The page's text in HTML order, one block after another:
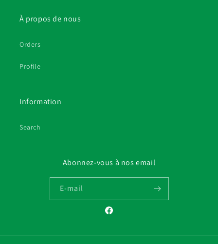
À propos de nous
Orders
Profile
Information
Search
Abonnez-vous à nos email
E-mail
Facebook